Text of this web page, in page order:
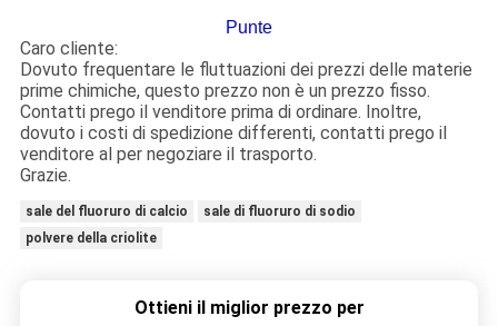
Punte
Caro cliente:
Dovuto frequentare le fluttuazioni dei prezzi delle materie
prime chimiche, questo prezzo non è un prezzo fisso.
Contatti prego il venditore prima di ordinare. Inoltre,
dovuto i costi di spedizione differenti, contatti prego il
venditore al per negoziare il trasporto.
Grazie.
sale del fluoruro di calcio
sale di fluoruro di sodio
polvere della criolite
Ottieni il miglior prezzo per